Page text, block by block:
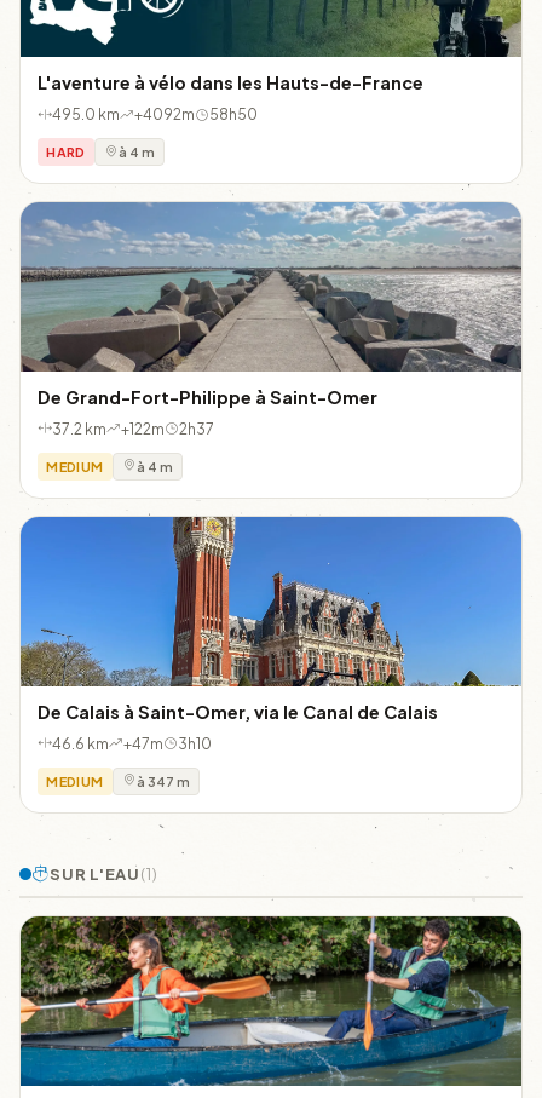
L'aventure à vélo dans les Hauts-de-France
495.0 km +4092m 58h50
HARD à 4 m
De Grand-Fort-Philippe à Saint-Omer
37.2 km +122m 2h37
MEDIUM à 4 m
De Calais à Saint-Omer, via le Canal de Calais
46.6 km +47m 3h10
MEDIUM à 347 m
SUR L'EAU(1)